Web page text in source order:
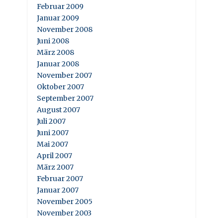
Februar 2009
Januar 2009
November 2008
Juni 2008
März 2008
Januar 2008
November 2007
Oktober 2007
September 2007
August 2007
Juli 2007
Juni 2007
Mai 2007
April 2007
März 2007
Februar 2007
Januar 2007
November 2005
November 2003